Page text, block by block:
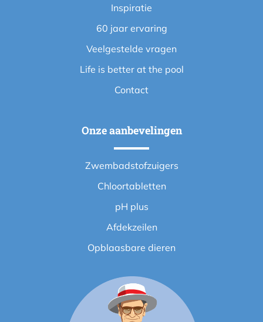
Inspiratie
60 jaar ervaring
Veelgestelde vragen
Life is better at the pool
Contact
Onze aanbevelingen
Zwembadstofzuigers
Chloortabletten
pH plus
Afdekzeilen
Opblaasbare dieren